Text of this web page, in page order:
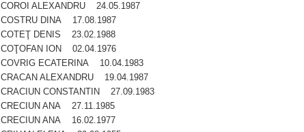
COROI ALEXANDRU 24.05.1987
COSTRU DINA 17.08.1987
COTEŢ DENIS 23.02.1988
COŢOFAN ION 02.04.1976
COVRIG ECATERINA 10.04.1983
CRACAN ALEXANDRU 19.04.1987
CRACIUN CONSTANTIN 27.09.1983
CRECIUN ANA 27.11.1985
CRECIUN ANA 16.02.1977